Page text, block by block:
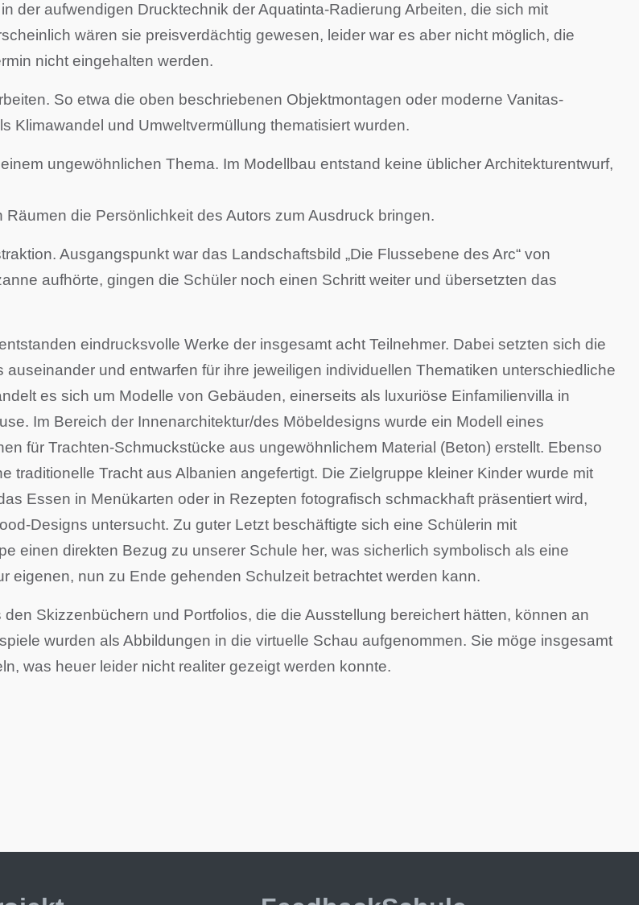
der aufwendigen Drucktechnik der Aquatinta-Radierung Arbeiten, die sich mit
wären sie preisverdächtig gewesen, leider war es aber nicht möglich, die
nicht eingehalten werden.
So etwa die oben beschriebenen Objektmontagen oder moderne Vanitas-
Klimawandel und Umweltvermüllung thematisiert wurden.
ungewöhnlichen Thema. Im Modellbau entstand keine üblicher Architekturentwurf,
die Persönlichkeit des Autors zum Ausdruck bringen.
Ausgangspunkt war das Landschaftsbild „Die Flussebene des Arc“ von
aufhörte, gingen die Schüler noch einen Schritt weiter und übersetzten das
eindrucksvolle Werke der insgesamt acht Teilnehmer. Dabei setzten sich die
und entwarfen für ihre jeweiligen individuellen Thematiken unterschiedliche
es sich um Modelle von Gebäuden, einerseits als luxuriöse Einfamilienvilla in
Im Bereich der Innenarchitektur/des Möbeldesigns wurde ein Modell eines
für Trachten-Schmuckstücke aus ungewöhnlichem Material (Beton) erstellt. Ebenso
traditionelle Tracht aus Albanien angefertigt. Die Zielgruppe kleiner Kinder wurde mit
Essen in Menükarten oder in Rezepten fotografisch schmackhaft präsentiert wird,
Designs untersucht. Zu guter Letzt beschäftigte sich eine Schülerin mit
einen direkten Bezug zu unserer Schule her, was sicherlich symbolisch als eine
eigenen, nun zu Ende gehenden Schulzeit betrachtet werden kann.
Skizzenbüchern und Portfolios, die die Ausstellung bereichert hätten, können an
wurden als Abbildungen in die virtuelle Schau aufgenommen. Sie möge insgesamt
was heuer leider nicht realiter gezeigt werden konnte.